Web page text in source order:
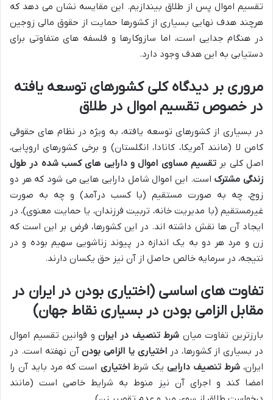
تقسیم اموال پس از طلاق بیندازیم. این مقایسه نشان می دهد که
هرچند هدف نهایی بسیاری از کشورها حمایت از حقوق مالی زوجین
در هنگام جدایی است، اما سازوکارها و فلسفه های متفاوتی برای
دستیابی به این هدف وجود دارد.
مروری بر دیدگاه کلی کشورهای توسعه یافته
در خصوص تقسیم اموال در طلاق
در بسیاری از کشورهای توسعه یافته، به ویژه در نظام های حقوقی
کامن لا (مانند آمریکا، کانادا، انگلستان) و برخی کشورهای اروپایی،
اصل کلی بر تقسیم مساوی اموال و دارایی های کسب شده در طول
زندگی مشترک است. این اموال شامل دارایی هایی می شود که هر دو
زوج، چه به صورت مستقیم (با کسب درآمد) و چه به صورت
غیرمستقیم (با مدیریت خانه، تربیت فرزندان، یا حمایت معنوی)، در
ایجاد آن ها نقش داشته اند. در این کشورها، فرض بر این است که
زن و مرد هر دو به یک اندازه در پیوند زناشویی سهیم بوده و در
نتیجه، در سرمایه خالص حاصل از آن نیز حق یکسان دارند.
تفاوت های اساسی (اختیاری بودن در ایران در
مقابل الزامی بودن در بسیاری نقاط جهان)
بارزترین تفاوت میان شرط تنصیف در ایرانو قوانین تقسیم اموال
در بسیاری از کشورها، دراختیاری یا الزامی بودنآن نهفته است. در
ایران،شرط تنصیف دارایی یک شرطاختیاری است که مرد باید آن را
امضا کند و اجرای آن نیز منوط به شرایط خاصی است (مانند